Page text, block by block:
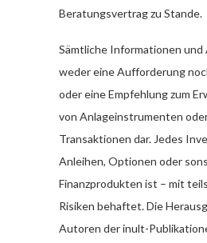
Beratungsvertrag zu Stande.
Sämtliche Informationen und
weder eine Aufforderung
oder eine Empfehlung zum
von Anlageinstrumenten
Transaktionen dar. Jedes
Anleihen, Optionen oder
Finanzprodukten ist – mit
Risiken behaftet. Die
Autoren der inult-